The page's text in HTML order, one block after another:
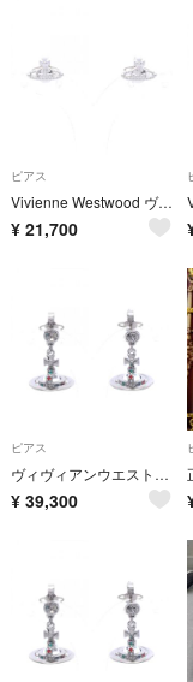
ピアス
Vivienne Westwood ヴィヴィアンウエストウッド ピアス FARAH
¥ 21,700
ピアス
ヴィヴィアンウエストウッド Vivienne Westwood NEW PETITE ORB ピアス ジュエリー GP（ゴールドメッキ） ラインストーン レディース シルバー系 / マルチカラー 62020032P019 【新品】
¥ 39,300